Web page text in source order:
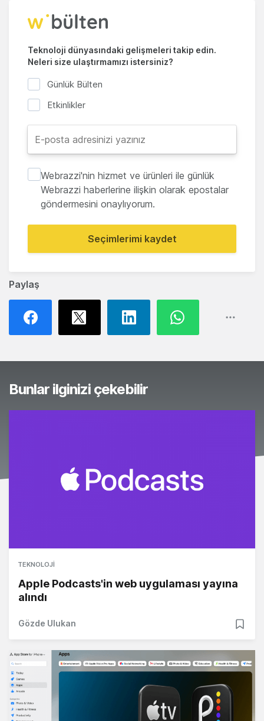
Paylaş
Teknoloji dünyasındaki gelişmeleri takip edin.
Neleri size ulaştırmamızı istersiniz?
Günlük Bülten
Etkinlikler
Webrazzi'nin hizmet ve ürünleri ile günlük
Webrazzi haberlerine ilişkin olarak epostalar
göndermesini onaylıyorum.
Seçimlerimi kaydet
Bunlar ilginizi çekebilir
TEKNOLOJI
Apple Podcasts'in web uygulaması yayına
alındı
Gözde Ulukan